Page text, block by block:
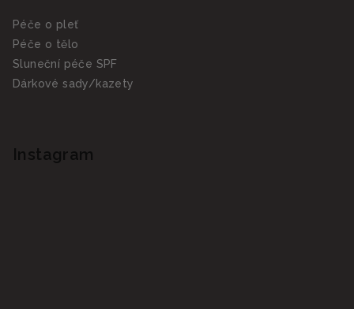
Péče o pleť
Péče o tělo
Sluneční péče SPF
Dárkové sady/kazety
Instagram